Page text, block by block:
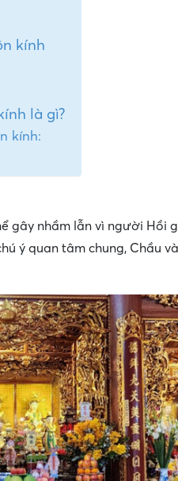
kính
là gì?
kính:
gây nhầm lẫn vì người Hồi
ý quan tâm chung, Chầu